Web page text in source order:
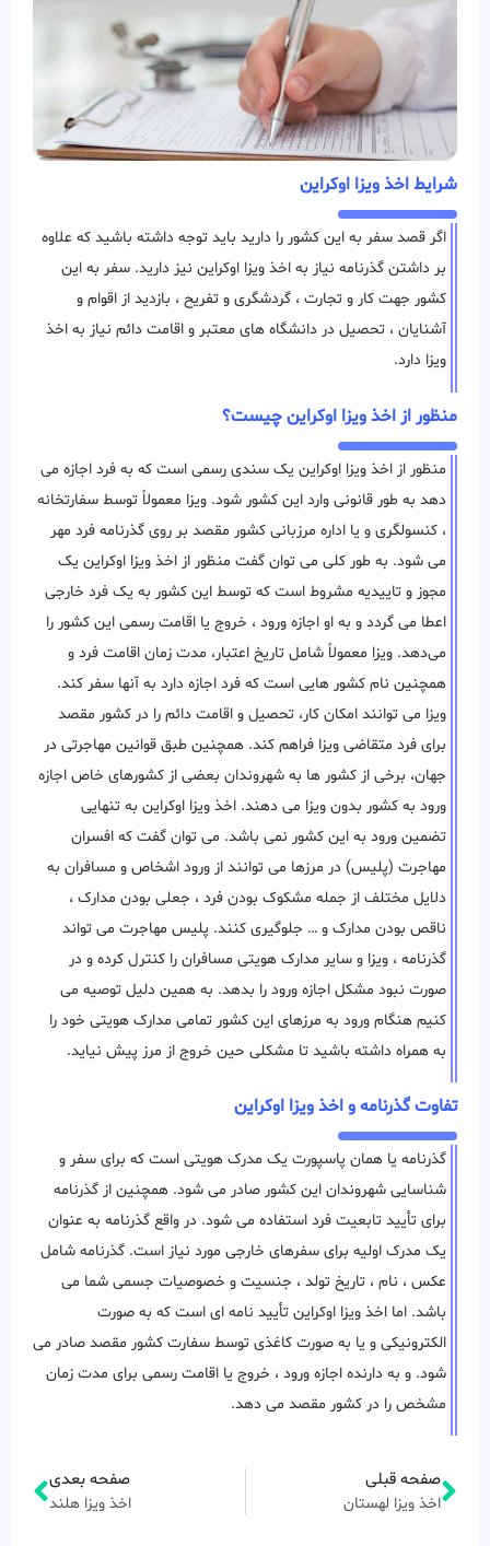
شرایط اخذ ویزا اوکراین
اگر قصد سفر به این کشور را دارید باید توجه داشته باشید که علاوه
بر داشتن گذرنامه نیاز به اخذ ویزا اوکراین نیز دارید. سفر به این
کشور جهت کار و تجارت ، گردشگری و تفریح ، بازدید از اقوام و
آشنایان ، تحصیل در دانشگاه های معتبر و اقامت دائم نیاز به اخذ
ویزا دارد.
منظور از اخذ ویزا اوکراین چیست؟
منظور از اخذ ویزا اوکراین یک سندی رسمی است که به فرد اجازه می
دهد به طور قانونی وارد این کشور شود. ویزا معمولاً توسط سفارتخانه
، کنسولگری و یا اداره مرزبانی کشور مقصد بر روی گذرنامه فرد مهر
می شود. به طور کلی می توان گفت منظور از اخذ ویزا اوکراین یک
مجوز و تاییدیه مشروط است که توسط این کشور به یک فرد خارجی
اعطا می ‌گردد و به او اجازه ورود ، خروج یا اقامت رسمی این کشور را
می‌دهد. ویزا معمولاً شامل تاریخ اعتبار، مدت زمان اقامت فرد و
همچنین نام کشور هایی است که فرد اجازه دارد به آنها سفر کند.
ویزا می توانند امکان کار، تحصیل و اقامت دائم را در کشور مقصد
برای فرد متقاضی ویزا فراهم کند. همچنین طبق قوانین مهاجرتی در
جهان، برخی از کشور ها به شهروندان بعضی از کشورهای خاص اجازه
ورود به کشور بدون ویزا می دهند. اخذ ویزا اوکراین به تنهایی
تضمین ورود به این کشور نمی باشد. می توان گفت که افسران
مهاجرت (پلیس) در مرزها می ‌توانند از ورود اشخاص و مسافران به
دلایل مختلف از جمله مشکوک بودن فرد ، جعلی بودن مدارک ،
ناقص بودن مدارک و … جلوگیری ‌کنند. پلیس مهاجرت می تواند
گذرنامه ، ویزا و سایر مدارک هویتی مسافران را کنترل کرده و در
صورت نبود مشکل اجازه ورود را بدهد. به همین دلیل توصیه می
کنیم هنگام ورود به مرزهای این کشور تمامی مدارک هویتی خود را
به همراه داشته باشید تا مشکلی حین خروج از مرز پیش نیاید.
تفاوت گذرنامه و اخذ ویزا اوکراین
گذرنامه یا همان پاسپورت یک مدرک هویتی است که برای سفر و
شناسایی شهروندان این کشور صادر می شود. همچنین از گذرنامه
برای تأیید تابعیت فرد استفاده می شود. در واقع گذرنامه به عنوان
یک مدرک اولیه برای سفرهای خارجی مورد نیاز است. گذرنامه شامل
عکس ، نام ، تاریخ تولد ، جنسیت و خصوصیات جسمی شما می
باشد. اما اخذ ویزا اوکراین تأیید نامه ای است که به صورت
الکترونیکی و یا به صورت کاغذی توسط سفارت کشور مقصد صادر می
شود. و به دارنده اجازه ورود ، خروج یا اقامت رسمی برای مدت زمان
مشخص را در کشور مقصد می دهد.
صفحه قبلی
اخذ ویزا لهستان
صفحه بعدی
اخذ ویزا هلند